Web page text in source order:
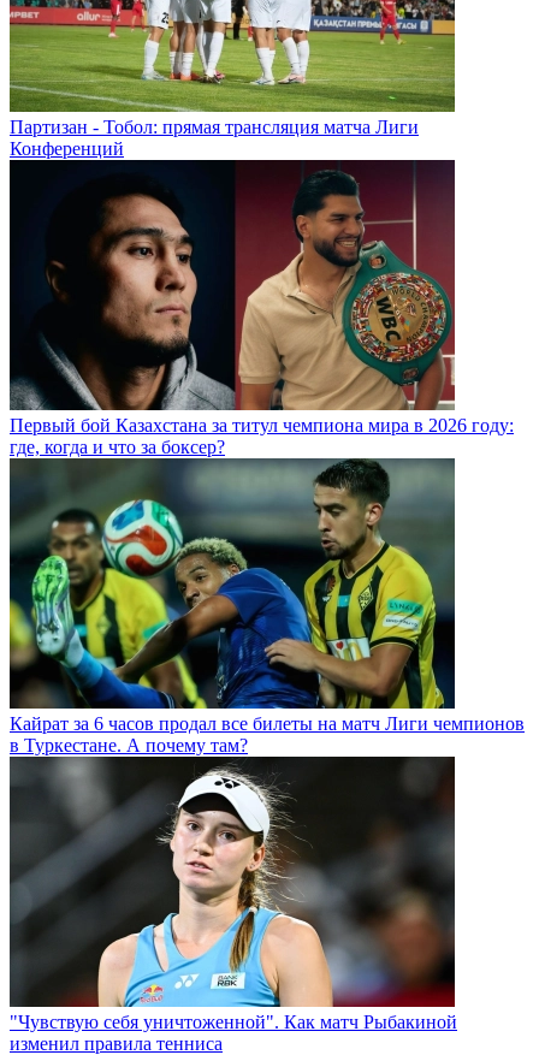
Партизан - Тобол: прямая трансляция матча Лиги
Конференций
Первый бой Казахстана за титул чемпиона мира в 2026 году:
где, когда и что за боксер?
Кайрат за 6 часов продал все билеты на матч Лиги чемпионов
в Туркестане. А почему там?
"Чувствую себя уничтоженной". Как матч Рыбакиной
изменил правила тенниса